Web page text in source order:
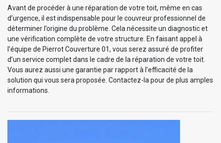
Avant de procéder à une réparation de votre toit, même en cas
d’urgence, il est indispensable pour le couvreur professionnel de
déterminer l’origine du problème. Cela nécessite un diagnostic et
une vérification complète de votre structure. En faisant appel à
l’équipe de Pierrot Couverture 01, vous serez assuré de profiter
d’un service complet dans le cadre de la réparation de votre toit.
Vous aurez aussi une garantie par rapport à l’efficacité de la
solution qui vous sera proposée. Contactez-la pour de plus amples
informations.